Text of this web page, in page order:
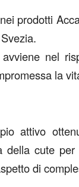
prodotti
avviene nel
la
attivo
cute per
di